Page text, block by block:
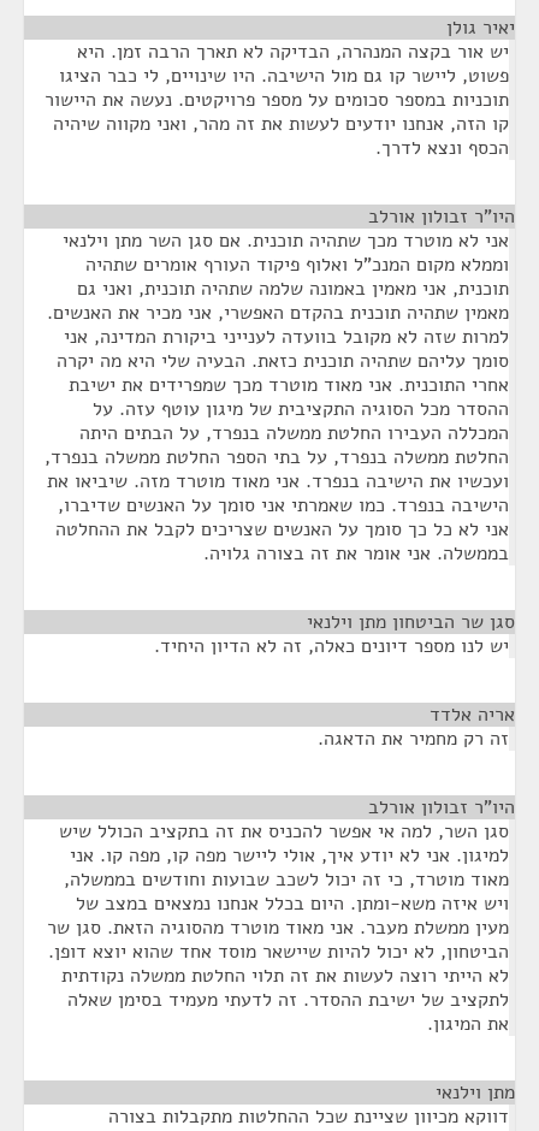
יאיר גולן
יש אור בקצה המנהרה, הבדיקה לא תארך הרבה זמן. היא
פשוט, ליישר קו גם מול הישיבה. היו שינויים, לי כבר הציגו
תוכניות במספר סכומים על מספר פרויקטים. נעשה את היישור
קו הזה, אנחנו יודעים לעשות את זה מהר, ואני מקווה שיהיה
הכסף ונצא לדרך.
היו"ר זבולון אורלב
אני לא מוטרד מכך שתהיה תוכנית. אם סגן השר מתן וילנאי
וממלא מקום המנכ"ל ואלוף פיקוד העורף אומרים שתהיה
תוכנית, אני מאמין באמונה שלמה שתהיה תוכנית, ואני גם
מאמין שתהיה תוכנית בהקדם האפשרי, אני מכיר את האנשים.
למרות שזה לא מקובל בוועדה לענייני ביקורת המדינה, אני
סומך עליהם שתהיה תוכנית כזאת. הבעיה שלי היא מה יקרה
אחרי התוכנית. אני מאוד מוטרד מכך שמפרידים את ישיבת
ההסדר מכל הסוגיה התקציבית של מיגון עוטף עזה. על
המכללה העבירו החלטת ממשלה בנפרד, על הבתים היתה
החלטת ממשלה בנפרד, על בתי הספר החלטת ממשלה בנפרד,
ועכשיו את הישיבה בנפרד. אני מאוד מוטרד מזה. שיביאו את
הישיבה בנפרד. כמו שאמרתי אני סומך על האנשים שדיברו,
אני לא כל כך סומך על האנשים שצריכים לקבל את ההחלטה
בממשלה. אני אומר את זה בצורה גלויה.
סגן שר הביטחון מתן וילנאי
יש לנו מספר דיונים כאלה, זה לא הדיון היחיד.
אריה אלדד
זה רק מחמיר את הדאגה.
היו"ר זבולון אורלב
סגן השר, למה אי אפשר להכניס את זה בתקציב הכולל שיש
למיגון. אני לא יודע איך, אולי ליישר מפה קו, מפה קו. אני
מאוד מוטרד, כי זה יכול לשכב שבועות וחודשים בממשלה,
ויש איזה משא-ומתן. היום בכלל אנחנו נמצאים במצב של
מעין ממשלת מעבר. אני מאוד מוטרד מהסוגיה הזאת. סגן שר
הביטחון, לא יכול להיות שיישאר מוסד אחד שהוא יוצא דופן.
לא הייתי רוצה לעשות את זה תלוי החלטת ממשלה נקודתית
לתקציב של ישיבת ההסדר. זה לדעתי מעמיד בסימן שאלה
את המיגון.
מתן וילנאי
דווקא מכיוון שציינת שכל ההחלטות מתקבלות בצורה